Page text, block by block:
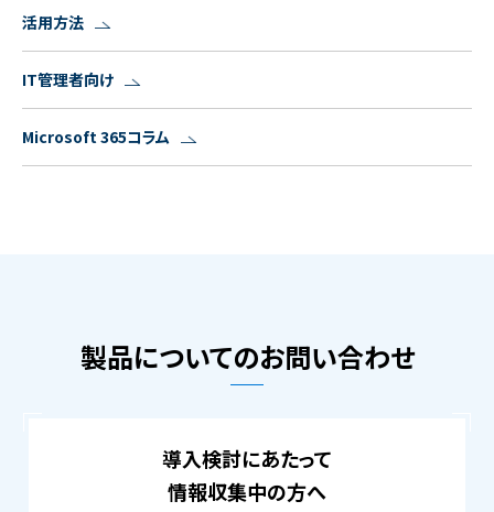
活用方法
IT管理者向け
Microsoft 365コラム
製品についてのお問い合わせ
導入検討にあたって
情報収集中の方へ